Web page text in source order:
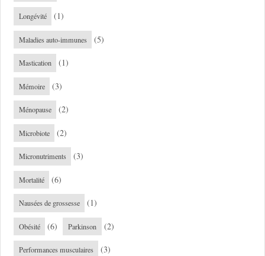
Longévité (1)
Maladies auto-immunes (5)
Mastication (1)
Mémoire (3)
Ménopause (2)
Microbiote (2)
Micronutriments (3)
Mortalité (6)
Nausées de grossesse (1)
Obésité (6) Parkinson (2)
Performances musculaires (3)